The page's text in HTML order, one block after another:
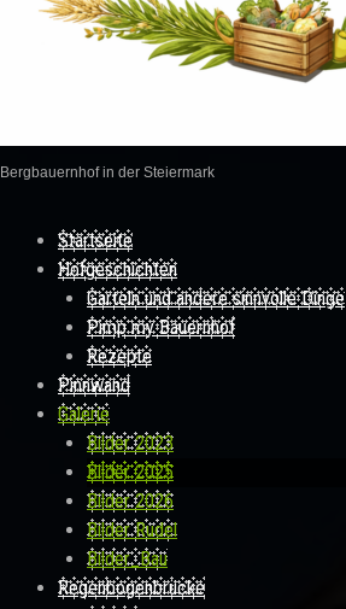
Bergbauernhof in der Steiermark
Skip to content
Startseite
Hofgeschichten
Garteln und andere sinnvolle Dinge
Pimp my Bauernhof
Rezepte
Pinnwand
Galerie
Bilder 2023
Bilder 2025
Bilder 2026
Bilder Rudel
Bilder_Bau
Regenbogenbrücke